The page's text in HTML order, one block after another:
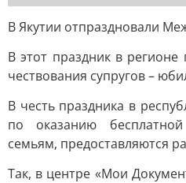
В Якутии отпраздновали
В этот праздник в
чествования супругов –
В честь праздника в
по оказанию
семьям, предоставляются
Так, в центре «Мои